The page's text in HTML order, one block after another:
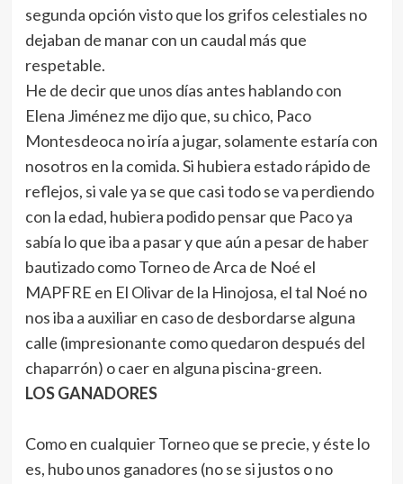
segunda opción visto que los grifos celestiales no
dejaban de manar con un caudal más que
respetable.
He de decir que unos días antes hablando con
Elena Jiménez me dijo que, su chico, Paco
Montesdeoca no iría a jugar, solamente estaría con
nosotros en la comida. Si hubiera estado rápido de
reflejos, si vale ya se que casi todo se va perdiendo
con la edad, hubiera podido pensar que Paco ya
sabía lo que iba a pasar y que aún a pesar de haber
bautizado como Torneo de Arca de Noé el
MAPFRE en El Olivar de la Hinojosa, el tal Noé no
nos iba a auxiliar en caso de desbordarse alguna
calle (impresionante como quedaron después del
chaparrón) o caer en alguna piscina-green.
LOS GANADORES
Como en cualquier Torneo que se precie, y éste lo
es, hubo unos ganadores (no se si justos o no